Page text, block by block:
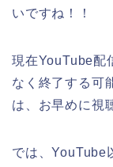
いですね！！
現在YouTube配
なく終了する可
は、お早めに視
では、YouTube